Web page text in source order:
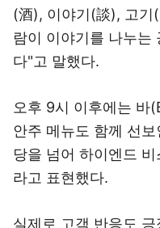
(酒), 이야기(談), 고기
람이 이야기를 나누는
다"고 말했다.
오후 9시 이후에는 바
안주 메뉴도 함께 선
당을 넘어 하이엔드
라고 표현했다.
실제로 고객 반응도